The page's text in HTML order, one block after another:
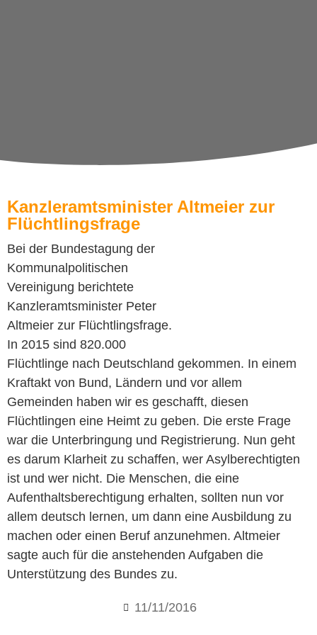
Kanzleramtsminister Altmeier zur
Flüchtlingsfrage
Bei der Bundestagung der
Kommunalpolitischen
Vereinigung berichtete
Kanzleramtsminister Peter
Altmeier zur Flüchtlingsfrage.
In 2015 sind 820.000
Flüchtlinge nach Deutschland gekommen. In einem
Kraftakt von Bund, Ländern und vor allem
Gemeinden haben wir es geschafft, diesen
Flüchtlingen eine Heimt zu geben. Die erste Frage
war die Unterbringung und Registrierung. Nun geht
es darum Klarheit zu schaffen, wer Asylberechtigten
ist und wer nicht. Die Menschen, die eine
Aufenthaltsberechtigung erhalten, sollten nun vor
allem deutsch lernen, um dann eine Ausbildung zu
machen oder einen Beruf anzunehmen. Altmeier
sagte auch für die anstehenden Aufgaben die
Unterstützung des Bundes zu.
11/11/2016